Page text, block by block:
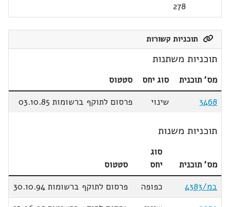
278
תוכניות קשורות
תוכניות משתנות
מס' תוכנית סוג יחס
סטטוס
3468
שינוי פרסום לתוקף ברשומות 03.10.85
תוכניות משנות
מס' תוכנית
סוג
יחס
סטטוס
במ/4383
כפופה
פרסום לתוקף ברשומות 30.10.94